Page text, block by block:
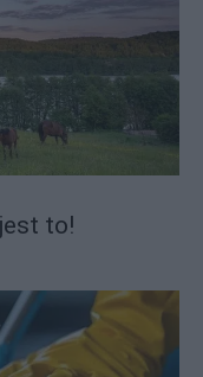
to!